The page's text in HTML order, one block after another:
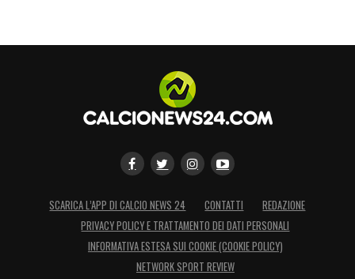
SCARICA L’APP DI CALCIO NEWS 24 CONTATTI
REDAZIONE
PRIVACY POLICY E TRATTAMENTO DEI DATI PERSONALI
INFORMATIVA ESTESA SUI COOKIE (COOKIE POLICY)
NETWORK SPORT REVIEW